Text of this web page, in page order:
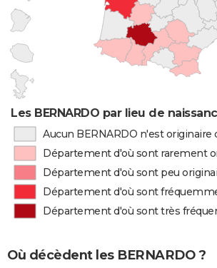
Les BERNARDO par lieu de
Aucun BERNARDO n'est
Département d'où sont rarement
Département d'où sont peu
Département d'où sont
Département d'où sont très
Où décèdent les BERNARDO ?